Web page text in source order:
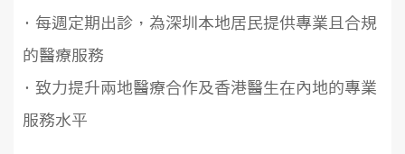
· 每週定期出診，為深圳本地居民提供專業且合規
的醫療服務
· 致力提升兩地醫療合作及香港醫生在內地的專業
服務水平